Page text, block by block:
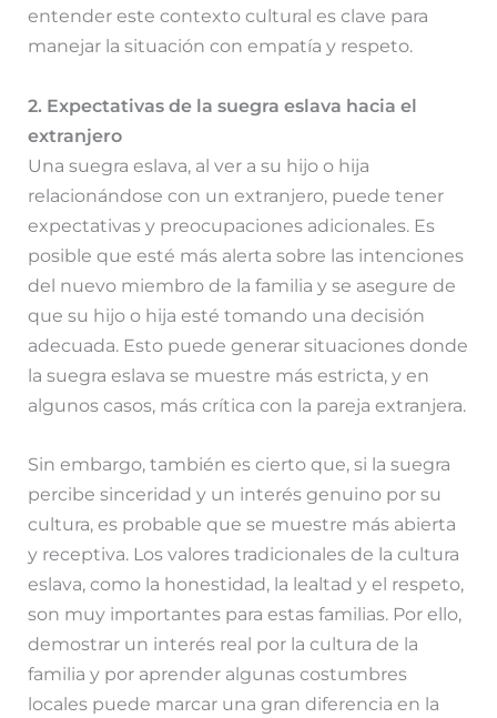
entender este contexto cultural es clave para
manejar la situación con empatía y respeto.
2. Expectativas de la suegra eslava hacia el
extranjero
Una suegra eslava, al ver a su hijo o hija
relacionándose con un extranjero, puede tener
expectativas y preocupaciones adicionales. Es
posible que esté más alerta sobre las intenciones
del nuevo miembro de la familia y se asegure de
que su hijo o hija esté tomando una decisión
adecuada. Esto puede generar situaciones donde
la suegra eslava se muestre más estricta, y en
algunos casos, más crítica con la pareja extranjera.
Sin embargo, también es cierto que, si la suegra
percibe sinceridad y un interés genuino por su
cultura, es probable que se muestre más abierta
y receptiva. Los valores tradicionales de la cultura
eslava, como la honestidad, la lealtad y el respeto,
son muy importantes para estas familias. Por ello,
demostrar un interés real por la cultura de la
familia y por aprender algunas costumbres
locales puede marcar una gran diferencia en la